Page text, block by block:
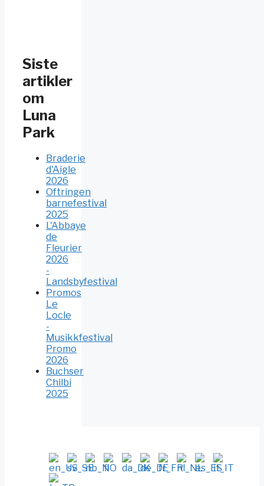
Siste
artikler
om
Luna
Park
Braderie
d'Aigle
2026
Oftringen
barnefestival
2025
L'Abbaye
de
Fleurier
2026
-
Landsbyfestival
Promos
Le
Locle
-
Musikkfestival
Promo
2026
Buchser
Chilbi
2025